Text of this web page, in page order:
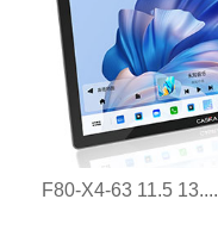
F80-X4-63 11.5 13....